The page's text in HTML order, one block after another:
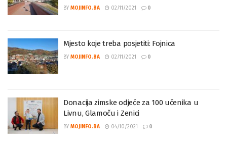
BY MOJINFO.BA 02/11/2021 0
Mjesto koje treba posjetiti: Fojnica
BY MOJINFO.BA 02/11/2021 0
Donacija zimske odjeće za 100 učenika u
Livnu, Glamoču i Zenici
BY MOJINFO.BA 04/10/2021 0